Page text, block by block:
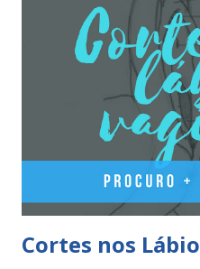
comprimidos amarelo
estradiol (estrogénio
comprimidos vermelho
de estradiol (estrogénio
não têm hormonas
Outros componentes:
Cortes nos